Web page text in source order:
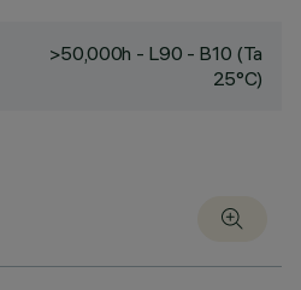
>50,000h - L90 - B10 (Ta
25°C)